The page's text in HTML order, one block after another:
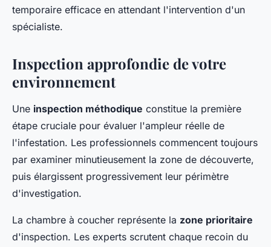
temporaire efficace en attendant l'intervention d'un
spécialiste.
Inspection approfondie de votre
environnement
Une inspection méthodique constitue la première
étape cruciale pour évaluer l'ampleur réelle de
l'infestation. Les professionnels commencent toujours
par examiner minutieusement la zone de découverte,
puis élargissent progressivement leur périmètre
d'investigation.
La chambre à coucher représente la zone prioritaire
d'inspection. Les experts scrutent chaque recoin du